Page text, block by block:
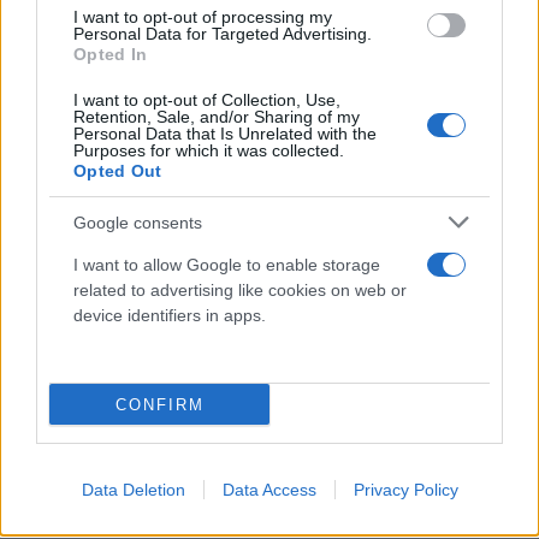
I want to opt-out of processing my
Personal Data for Targeted Advertising.
Opted In
I want to opt-out of Collection, Use,
Retention, Sale, and/or Sharing of my
Personal Data that Is Unrelated with the
Purposes for which it was collected.
Opted Out
Google consents
I want to allow Google to enable storage
related to advertising like cookies on web or
device identifiers in apps.
CONFIRM
Data Deletion Data Access Privacy Policy